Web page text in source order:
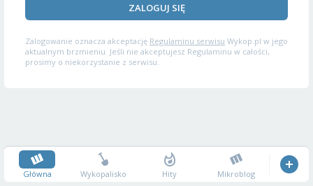
ZALOGUJ SIĘ
Zalogowanie oznacza akceptację Regulaminu serwisu Wykop.pl w jego
aktualnym brzmieniu. Jeśli nie akceptujesz Regulaminu w całości,
prosimy o niekorzystanie z serwisu.
Główna Wykopalisko Hity Mikroblog